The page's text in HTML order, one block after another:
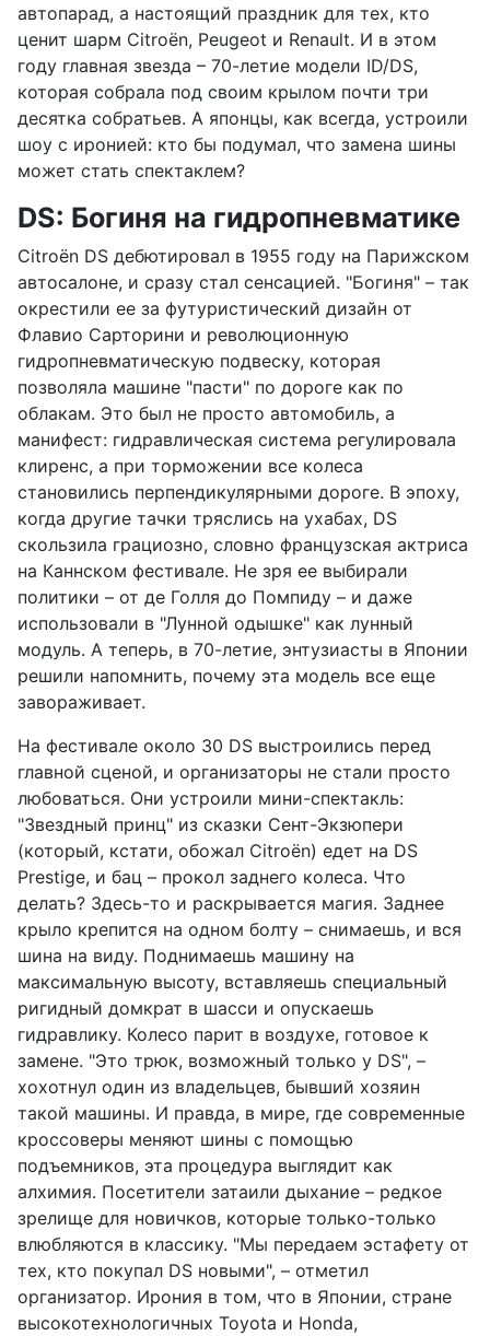
автопарад, а настоящий праздник для тех, кто
ценит шарм Citroën, Peugeot и Renault. И в этом
году главная звезда – 70-летие модели ID/DS,
которая собрала под своим крылом почти три
десятка собратьев. А японцы, как всегда, устроили
шоу с иронией: кто бы подумал, что замена шины
может стать спектаклем?
DS: Богиня на гидропневматике
Citroën DS дебютировал в 1955 году на Парижском
автосалоне, и сразу стал сенсацией. "Богиня" – так
окрестили ее за футуристический дизайн от
Флавио Сарторини и революционную
гидропневматическую подвеску, которая
позволяла машине "пасти" по дороге как по
облакам. Это был не просто автомобиль, а
манифест: гидравлическая система регулировала
клиренс, а при торможении все колеса
становились перпендикулярными дороге. В эпоху,
когда другие тачки тряслись на ухабах, DS
скользила грациозно, словно французская актриса
на Каннском фестивале. Не зря ее выбирали
политики – от де Голля до Помпиду – и даже
использовали в "Лунной одышке" как лунный
модуль. А теперь, в 70-летие, энтузиасты в Японии
решили напомнить, почему эта модель все еще
завораживает.
На фестивале около 30 DS выстроились перед
главной сценой, и организаторы не стали просто
любоваться. Они устроили мини-спектакль:
"Звездный принц" из сказки Сент-Экзюпери
(который, кстати, обожал Citroën) едет на DS
Prestige, и бац – прокол заднего колеса. Что
делать? Здесь-то и раскрывается магия. Заднее
крыло крепится на одном болту – снимаешь, и вся
шина на виду. Поднимаешь машину на
максимальную высоту, вставляешь специальный
ригидный домкрат в шасси и опускаешь
гидравлику. Колесо парит в воздухе, готовое к
замене. "Это трюк, возможный только у DS", –
хохотнул один из владельцев, бывший хозяин
такой машины. И правда, в мире, где современные
кроссоверы меняют шины с помощью
подъемников, эта процедура выглядит как
алхимия. Посетители затаили дыхание – редкое
зрелище для новичков, которые только-только
влюбляются в классику. "Мы передаем эстафету от
тех, кто покупал DS новыми", – отметил
организатор. Ирония в том, что в Японии, стране
высокотехнологичных Toyota и Honda,